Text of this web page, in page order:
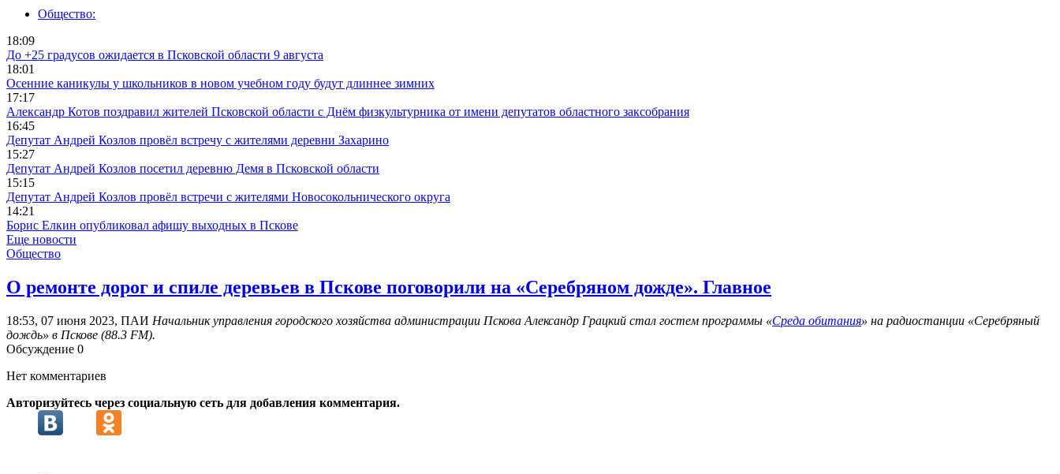
Общество:
18:09
До +25 градусов ожидается в Псковской области 9 августа
18:01
Осенние каникулы у школьников в новом учебном году будут длиннее зимних
17:17
Александр Котов поздравил жителей Псковской области с Днём физкультурника от имени депутатов областного заксобрания
16:45
Депутат Андрей Козлов провёл встречу с жителями деревни Захарино
15:27
Депутат Андрей Козлов посетил деревню Демя в Псковской области
15:15
Депутат Андрей Козлов провёл встречи с жителями Новосокольнического округа
14:21
Борис Елкин опубликовал афишу выходных в Пскове
Еще новости
Общество
О ремонте дорог и спиле деревьев в Пскове поговорили на «Серебряном дожде». Главное
18:53, 07 июня 2023, ПАИ Начальник управления городского хозяйства администрации Пскова Александр Грацкий стал гостем программы «Среда обитания» на радиостанции «Серебряный
дождь» в Пскове (88.3 FM).
Обсуждение 0
Нет комментариев
Авторизуйтесь через социальную сеть для добавления комментария.